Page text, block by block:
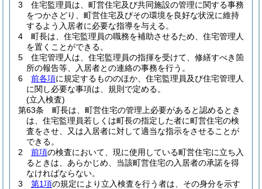
3
住宅監理員は、町営住宅及び共同施設の管理に関する事務
をつかさどり、町営住宅及びその環境を良好な状況に維持
するよう入居者に必要な指導を与える。
4
町長は、住宅監理員の職務を補助させるため、住宅管理人
を置くことができる。
5
住宅管理人は、住宅監理員の指揮を受けて、修繕すべき箇
所の報告等、入居者との連絡の事務を行う。
6
前各項に規定するもののほか、住宅監理員及び住宅管理人
に関し必要な事項は、規則で定める。
(立入検査)
第63条
町長は、町営住宅の管理上必要があると認めるとき
は、住宅監理員若しくは町長の指定した者に町営住宅の検
査をさせ、又は入居者に対して適当な指示をさせることが
できる。
2
前項の検査において、現に使用している町営住宅に立ち入
るときは、あらかじめ、当該町営住宅の入居者の承諾を得
なければならない。
3
第1項の規定により立入検査を行う者は、その身分を示す